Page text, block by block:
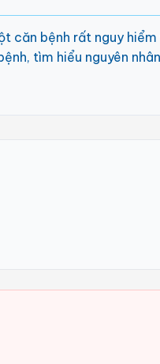
căn bệnh rất nguy
tìm hiểu nguyên